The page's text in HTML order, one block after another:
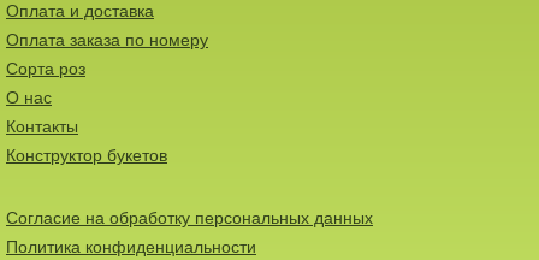
Оплата и доставка
Оплата заказа по номеру
Сорта роз
О нас
Контакты
Конструктор букетов
Согласие на обработку персональных данных
Политика конфиденциальности